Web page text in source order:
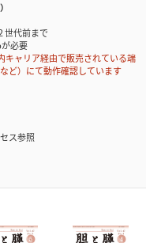
世代前まで
必要
ャリア経由で販売されている端
ど）にて動作確認しています
ス参照